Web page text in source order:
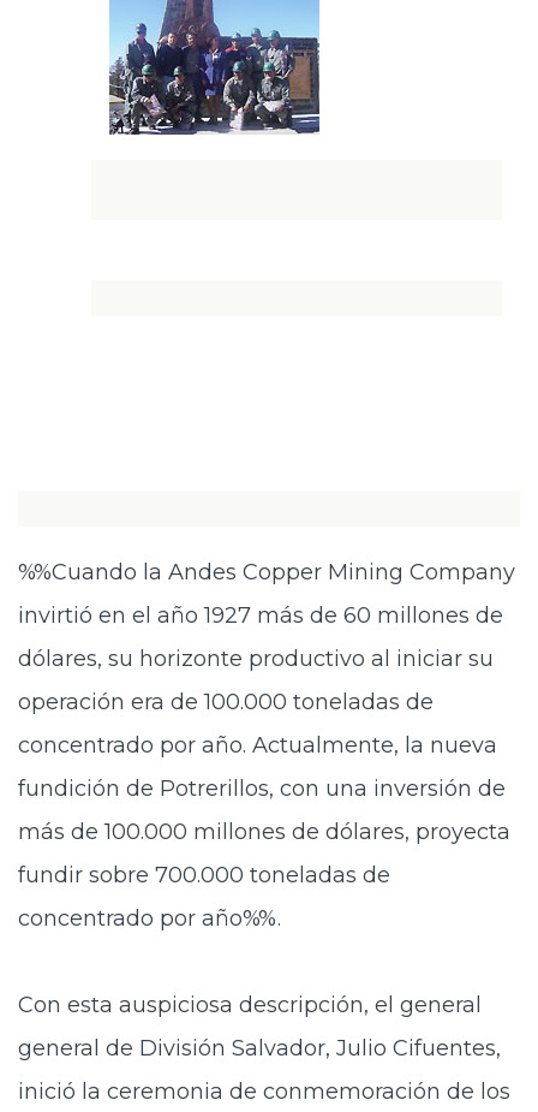
%%Cuando la Andes Copper Mining Company
invirtió en el año 1927 más de 60 millones de
dólares, su horizonte productivo al iniciar su
operación era de 100.000 toneladas de
concentrado por año. Actualmente, la nueva
fundición de Potrerillos, con una inversión de
más de 100.000 millones de dólares, proyecta
fundir sobre 700.000 toneladas de
concentrado por año%%.
Con esta auspiciosa descripción, el general
general de División Salvador, Julio Cifuentes,
inició la ceremonia de conmemoración de los